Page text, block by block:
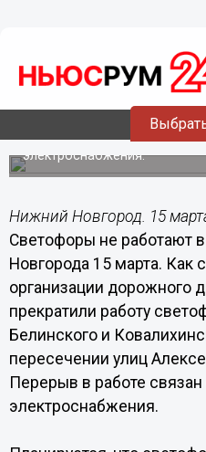
15.03.201813:43
Светофоры не
Нижнего 15 марта
Перерыв в работе связан с
электроснабжения.
Нижний Новгород. 15
Светофоры не работают
Новгорода 15 марта. Как
организации дорожного
прекратили работу
Белинского и
пересечении улиц
Перерыв в работе
электроснабжения.